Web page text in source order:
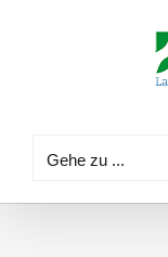
Gehe zu ...